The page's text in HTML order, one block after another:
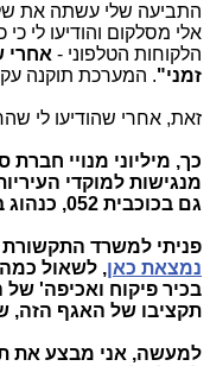
התביעה שלי עשתה את
אלי מסלקום והודיעו לי כי
הלקוחות הטלפוני - אחרי
זמני". המערכת תוקנה עקב
זאת, אחרי שהודיעו לי שהחיוג דרך 106
כך, מיליוני מנויי
מנגישות למוקדי
גם בכוכבית 052, כנהוג בכל חברות הסלולר.
פניתי למשרד התקשורת
נמצאת כאן, לשאול
בכיר פיקוח ואכיפה'
תקציבו של האגף הזה,
למעשה, אני מבצע את